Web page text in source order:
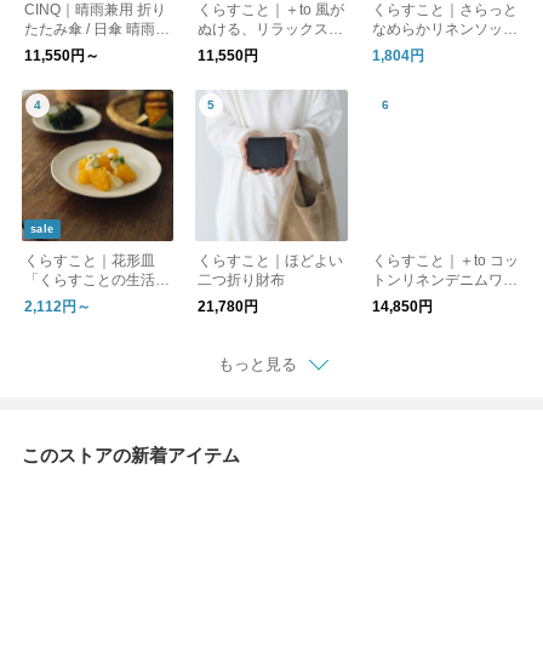
CINQ｜晴雨兼用 折り
たたみ傘 / 日傘 晴雨兼
用傘［UVケア/紫外線
対策/母の日］
11,550円～
くらすこと｜＋to 風が
ぬける、リラックスブ
ラウス
11,550円
くらすこと｜さらっと
なめらかリネンソック
ス［ギフト/贈り物］
1,804円
sale
くらすこと｜花形皿
「くらすことの生活道
具 古い器の形シリー
ズ」 ［ 15cm / 18cm
2,112円～
くらすこと｜ほどよい
二つ折り財布
21,780円
くらすこと｜＋to コッ
トンリネンデニムワイ
ドパンツ
14,850円
もっと見る
このストアの新着アイテム